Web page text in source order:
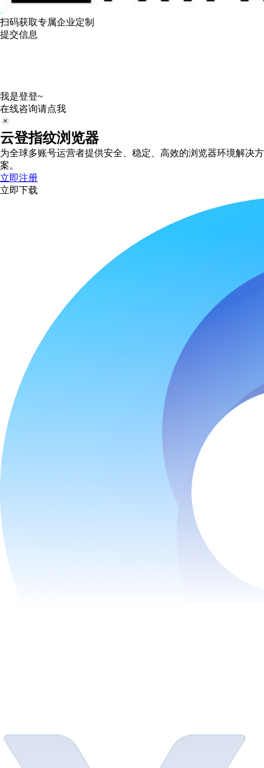
扫码获取专属企业定制
提交信息
我是登登~
在线咨询请点我
云登指纹浏览器
为全球多账号运营者提供安全、稳定、高效的浏览器环境解决方
案。
立即注册
立即下载